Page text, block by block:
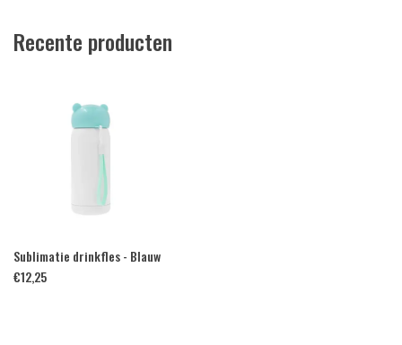
Recente producten
Sublimatie drinkfles - Blauw
€12,25